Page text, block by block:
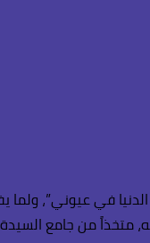
في عيوني”،
متخذاً من جامع